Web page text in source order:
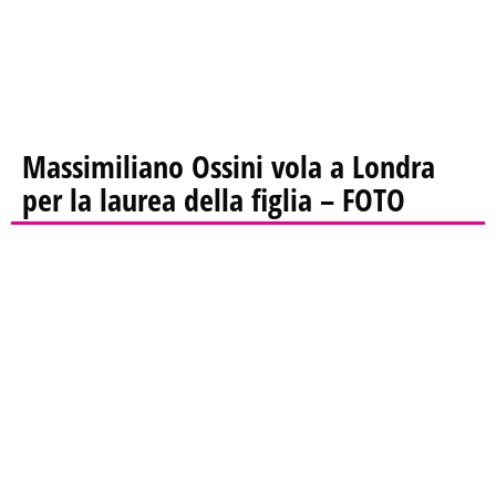
Massimiliano Ossini vola a Londra
per la laurea della figlia – FOTO